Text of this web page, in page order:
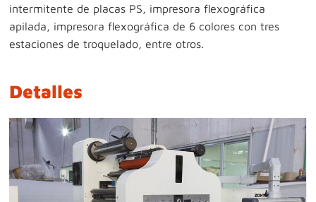
intermitente de placas PS, impresora flexográfica
apilada, impresora flexográfica de 6 colores con tres
estaciones de troquelado, entre otros.
Detalles